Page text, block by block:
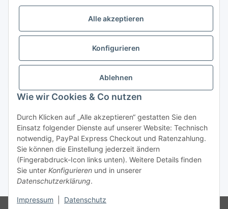
Alle akzeptieren
Konfigurieren
Ablehnen
Wie wir Cookies & Co nutzen
Durch Klicken auf „Alle akzeptieren“ gestatten Sie den
Einsatz folgender Dienste auf unserer Website: Technisch
notwendig, PayPal Express Checkout und Ratenzahlung.
Sie können die Einstellung jederzeit ändern
(Fingerabdruck-Icon links unten). Weitere Details finden
Sie unter Konfigurieren und in unserer
Datenschutzerklärung.
Impressum Datenschutz
Öffnungszeiten:
10.00 - 18.00 Uhr
Ladenpreis versus Internetpreis
Vertrag widerrufen
05.00 - 21.30 Uhr | Freitag: 05.00 - 18.00 Uhr | Samstag: 09.00
- 12.00 Uhr (0,49€ je angef. Minute) oder per E-Mail über
unserKontaktformular
* Alle Preise inkl. gesetzlicher USt., zzgl.Versand | - ACHTUNG: Bei
Einbaugeräten gilt: Die im Produktbild abgebildete Möbelfront ist nicht im
Lieferumfang enthalten.